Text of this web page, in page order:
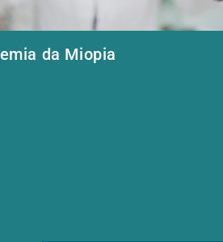
da Miopia